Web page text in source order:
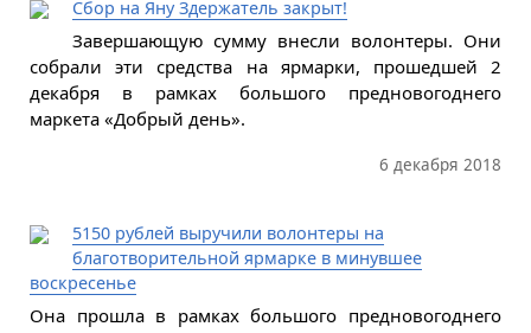
Сбор на Яну Здержатель закрыт!
Завершающую сумму внесли волонтеры. Они
собрали эти средства на ярмарки, прошедшей 2
декабря в рамках большого предновогоднего
маркета «Добрый день».
6 декабря 2018
5150 рублей выручили волонтеры на
благотворительной ярмарке в минувшее
воскресенье
Она прошла в рамках большого предновогоднего